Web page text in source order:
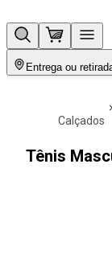
Entrega ou
calçados
Tênis